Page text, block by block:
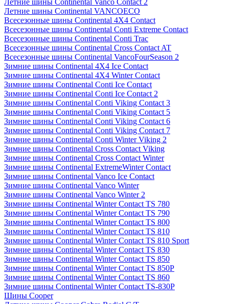
Летние шины Continental Vanco Contact 2
Летние шины Continental VANCOECO
Всесезонные шины Continental 4X4 Contact
Всесезонные шины Continental Conti Extreme Contact
Всесезонные шины Continental Conti Trac
Всесезонные шины Continental Cross Contact AT
Всесезонные шины Continental VancoFourSeason 2
Зимние шины Continental 4X4 Ice Contact
Зимние шины Continental 4X4 Winter Contact
Зимние шины Continental Conti Ice Contact
Зимние шины Continental Conti Ice Contact 2
Зимние шины Continental Conti Viking Contact 3
Зимние шины Continental Conti Viking Contact 5
Зимние шины Continental Conti Viking Contact 6
Зимние шины Continental Conti Viking Contact 7
Зимние шины Continental Conti Winter Viking 2
Зимние шины Continental Cross Contact Viking
Зимние шины Continental Cross Contact Winter
Зимние шины Continental ExtremeWinter Contact
Зимние шины Continental Vanco Ice Contact
Зимние шины Continental Vanco Winter
Зимние шины Continental Vanco Winter 2
Зимние шины Continental Winter Contact TS 780
Зимние шины Continental Winter Contact TS 790
Зимние шины Continental Winter Contact TS 800
Зимние шины Continental Winter Contact TS 810
Зимние шины Continental Winter Contact TS 810 Sport
Зимние шины Continental Winter Contact TS 830
Зимние шины Continental Winter Contact TS 850
Зимние шины Continental Winter Contact TS 850P
Зимние шины Continental Winter Contact TS 860
Зимние шины Continental Winter Contact TS-830P
Шины Cooper